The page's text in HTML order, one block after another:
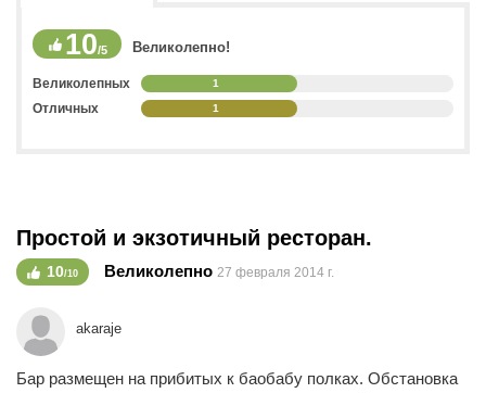
10/5 Великолепно!
Великолепных 1
Отличных 1
Простой и экзотичный ресторан.
10/10 Великолепно 27 февраля 2014 г.
akaraje
Бар размещен на прибитых к баобабу полках. Обстановка